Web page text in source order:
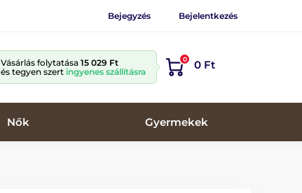
Bejegyzés Bejelentkezés
Vásárlás folytatása 15 029 Ft
és tegyen szert ingyenes szállításra
0 0 Ft
Nők Gyermekek